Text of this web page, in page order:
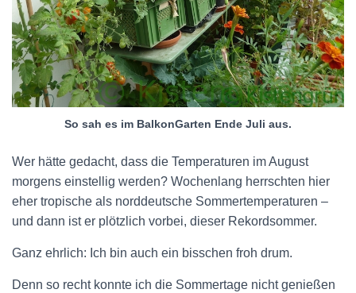
So sah es im BalkonGarten Ende Juli aus.
Wer hätte gedacht, dass die Temperaturen im August
morgens einstellig werden? Wochenlang herrschten hier
eher tropische als norddeutsche Sommertemperaturen –
und dann ist er plötzlich vorbei, dieser Rekordsommer.
Ganz ehrlich: Ich bin auch ein bisschen froh drum.
Denn so recht konnte ich die Sommertage nicht genießen